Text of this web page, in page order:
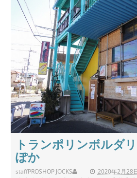
トランポリンボルダ
ぽか
staff 2020年2月28
PROSHOP JOCKS